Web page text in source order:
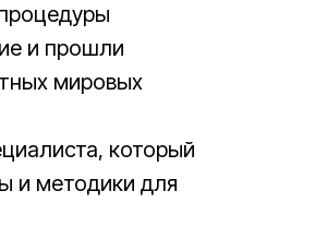
и прошли
мировых
который
и методики для